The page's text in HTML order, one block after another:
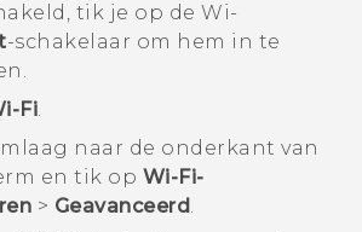
tik je op de Wi‍-
-schakelaar om hem in te
Fi.
naar de onderkant van
en tik op Wi-Fi-
> Geavanceerd.